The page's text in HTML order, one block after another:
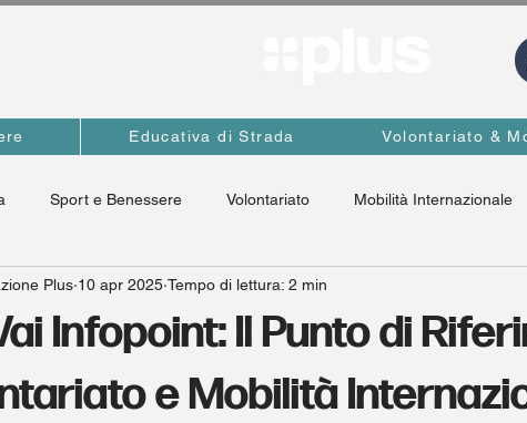
Educativa di Strada Volontariato &
Sport e Benessere Volontariato Mobilità Internazionale
Infopoint: Il Punto di
e Mobilità
Plus 10 apr 2025 Tempo di lettura: 2 min